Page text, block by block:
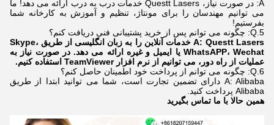
A: در صورت نیاز، Questt Lasers خدمات درب به درب ارائه می دهد! ما
می توانیم مهندسان را برای مونتاژ، تنظیم و آموزش به کارخانه شما
بفرستیم!
5.Q: چگونه می توانم پس از خرید پشتیبانی فنی دریافت کنم؟
A: Questt Lasers خدمات آنلاین را به زبان انگلیسی از طریق Skype،
WhatsAPP، Wechat یا ایمیل و غیره ارائه می دهد. در صورت نیاز به
عملیات از راه دور، می توانیم از نرم افزار TeamViewer استفاده کنیم.
6.Q: چگونه می توانم از پرداخت خود اطمینان حاصل کنم؟
A: Alibaba دارای تضمین تجارت است، شما می توانید ابتدا از طریق
Alibaba پرداخت کنید.
همین حالا با ما تماس بگیرید